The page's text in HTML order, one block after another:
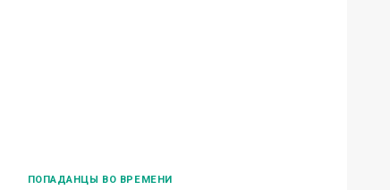
ПОПАДАНЦЫ ВО ВРЕМЕНИ